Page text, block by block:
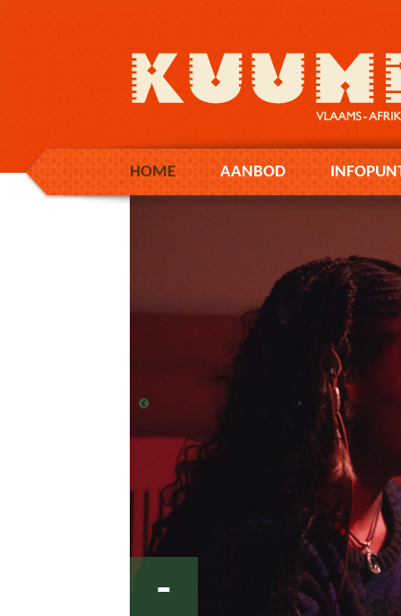
HOME AANBOD
-